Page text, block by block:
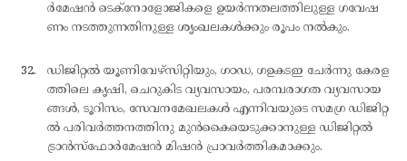
ര്‍മേഷന്‍ ടെക്നോളോജികളെ ഉയര്‍ന്നതലത്തിലുള്ള ഗവേഷ
ണം നടത്തുന്നതിനുള്ള ശൃംഖലകള്‍ക്കും രൂപം നല്‍കും.
ഡിജിറ്റല്‍ യൂണിവേഴ്സിറ്റിയും, ഗഠഡ, ഗഉകടഇ ചേര്‍ന്നു കേരള
ത്തിലെ കൃഷി, ചെറുകിട വ്യവസായം, പരമ്പരാഗത വ്യവസായ
ങ്ങള്‍, ടൂറിസം, സേവനമേഖലകള്‍ എന്നിവയുടെ സമഗ്ര ഡിജിറ്റ
ല്‍ പരിവര്‍ത്തനത്തിനു മുന്‍കൈയെടുക്കാനുള്ള ഡിജിറ്റല്‍
ട്രാന്‍സ്ഫോര്‍മേഷന്‍ മിഷന്‍ പ്രാവര്‍ത്തികമാക്കും.